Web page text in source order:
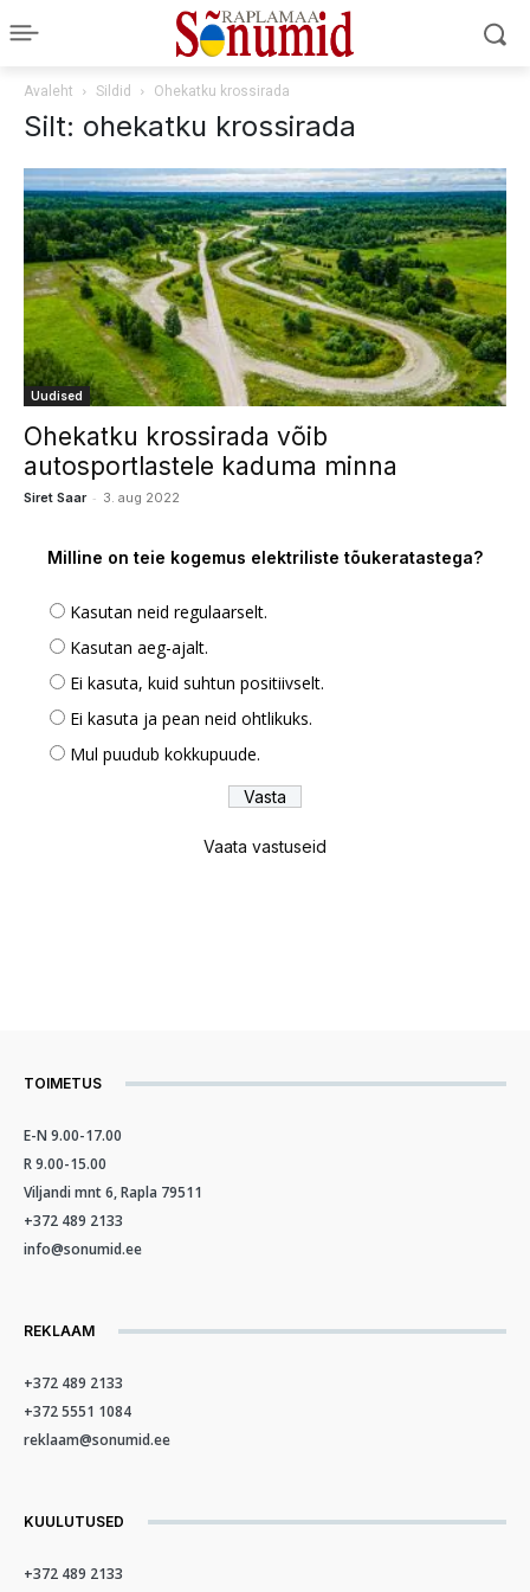
Avaleht Sildid Ohekatku krossirada
Silt: ohekatku krossirada
Uudised
Ohekatku krossirada võib
autosportlastele kaduma minna
Siret Saar - 3. aug 2022
Milline on teie kogemus elektriliste tõukeratastega?
Kasutan neid regulaarselt.
Kasutan aeg-ajalt.
Ei kasuta, kuid suhtun positiivselt.
Ei kasuta ja pean neid ohtlikuks.
Mul puudub kokkupuude.
Vaata vastuseid
TOIMETUS
E-N 9.00-17.00
R 9.00-15.00
Viljandi mnt 6, Rapla 79511
+372 489 2133
info@sonumid.ee
REKLAAM
+372 489 2133
+372 5551 1084
reklaam@sonumid.ee
KUULUTUSED
+372 489 2133